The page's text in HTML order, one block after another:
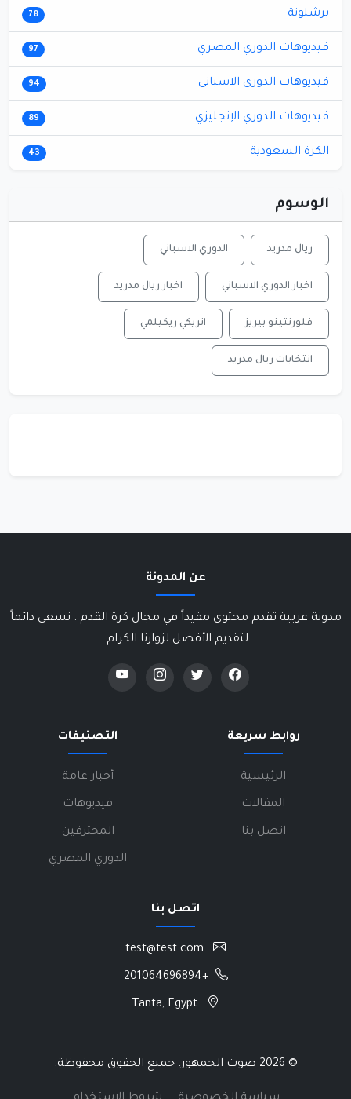
برشلونة 78
فيديوهات الدوري المصري 97
فيديوهات الدوري الاسباني 94
فيديوهات الدوري الإنجليزي 89
الكرة السعودية 43
الوسوم
ريال مدريد الدوري الاسباني
اخبار الدوري الاسباني اخبار ريال مدريد
فلورنتينو بيريز انريكي ريكيلمي
انتخابات ريال مدريد
عن المدونة
مدونة عربية تقدم محتوى مفيداً في مجال كرة القدم . نسعى دائماً
لتقديم الأفضل لزوارنا الكرام.
روابط سريعة
الرئيسية
المقالات
اتصل بنا
التصنيفات
أخبار عامة
فيديوهات
المحترفين
الدوري المصري
اتصل بنا
+201064696894
© 2026 صوت الجمهور. جميع الحقوق محفوظة.